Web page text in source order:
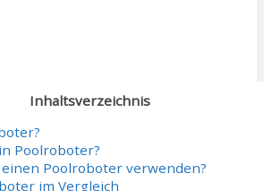
Inhaltsverzeichnis
Poolroboter?
Poolroboter verwenden?
im Vergleich